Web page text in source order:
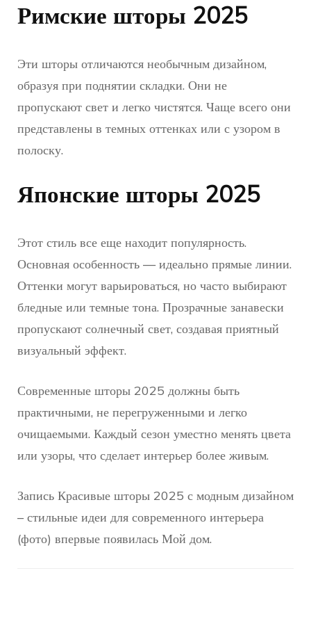
Римские шторы 2025
Эти шторы отличаются необычным дизайном,
образуя при поднятии складки. Они не
пропускают свет и легко чистятся. Чаще всего они
представлены в темных оттенках или с узором в
полоску.
Японские шторы 2025
Этот стиль все еще находит популярность.
Основная особенность — идеально прямые линии.
Оттенки могут варьироваться, но часто выбирают
бледные или темные тона. Прозрачные занавески
пропускают солнечный свет, создавая приятный
визуальный эффект.
Современные шторы 2025 должны быть
практичными, не перегруженными и легко
очищаемыми. Каждый сезон уместно менять цвета
или узоры, что сделает интерьер более живым.
Запись Красивые шторы 2025 с модным дизайном
– стильные идеи для современного интерьера
(фото) впервые появилась Мой дом.